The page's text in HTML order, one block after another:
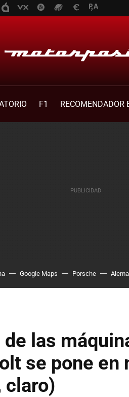
F1
RECOMENDADOR
Google Maps Porsche
de las
se pone en
claro)